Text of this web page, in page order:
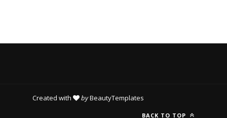
Created with byBeautyTemplates
BACK TO TOP